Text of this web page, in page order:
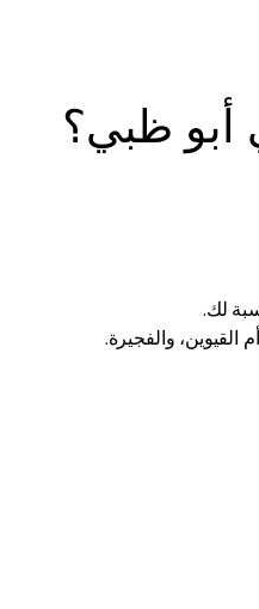
أبو ظبي؟
لك.
والفجيرة.